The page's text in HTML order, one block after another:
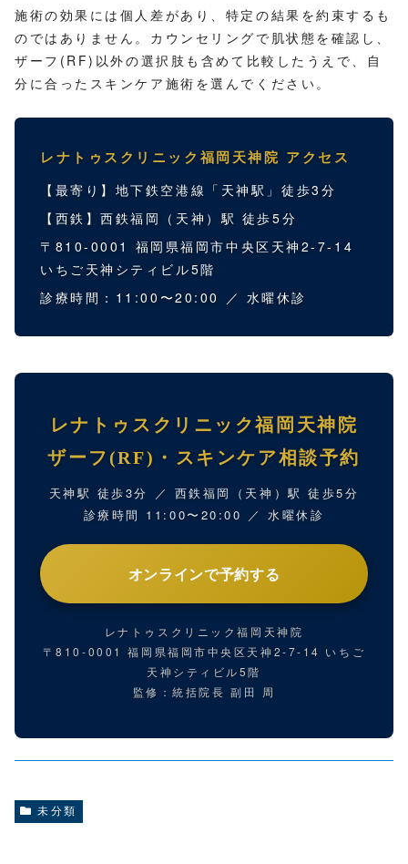
施術の効果には個人差があり、特定の結果を約束するも
のではありません。カウンセリングで肌状態を確認し、
ザーフ(RF)以外の選択肢も含めて比較したうえで、自
分に合ったスキンケア施術を選んでください。
レナトゥスクリニック福岡天神院 アクセス
【最寄り】地下鉄空港線「天神駅」徒歩3分
【西鉄】西鉄福岡（天神）駅 徒歩5分
〒810-0001 福岡県福岡市中央区天神2-7-14
いちご天神シティビル5階
診療時間：11:00〜20:00 ／ 水曜休診
レナトゥスクリニック福岡天神院
ザーフ(RF)・スキンケア相談予約
天神駅 徒歩3分 ／ 西鉄福岡（天神）駅 徒歩5分
診療時間 11:00〜20:00 ／ 水曜休診
オンラインで予約する
レナトゥスクリニック福岡天神院
〒810-0001 福岡県福岡市中央区天神2-7-14 いちご
天神シティビル5階
監修：統括院長 副田 周
未分類